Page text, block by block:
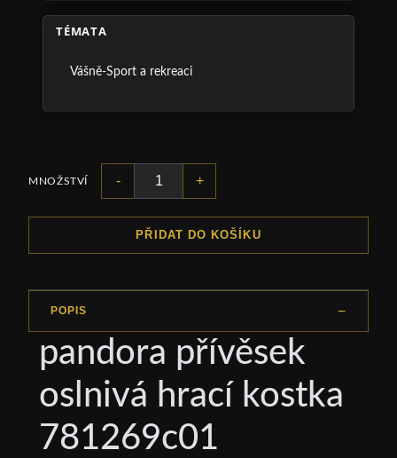
TÉMATA
Vášně-Sport a rekreaci
MNOŽSTVÍ - +
PŘIDAT DO KOŠÍKU
POPIS
pandora přívěsek
oslnivá hrací kostka
781269c01